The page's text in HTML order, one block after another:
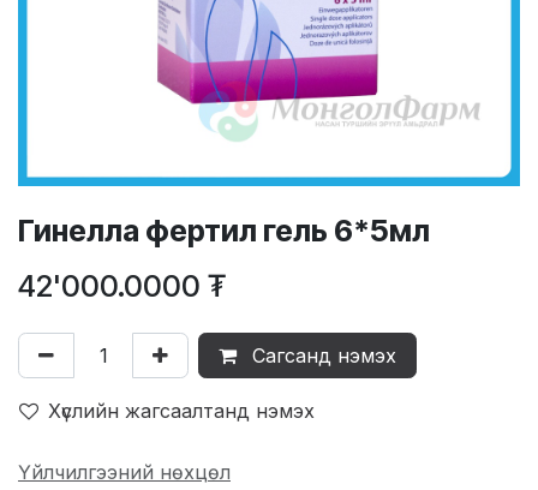
Гинелла фертил гель 6*5мл
42'000.0000 ₮
Сагсанд нэмэх
Хүслийн жагсаалтанд нэмэх
Үйлчилгээний нөхцөл